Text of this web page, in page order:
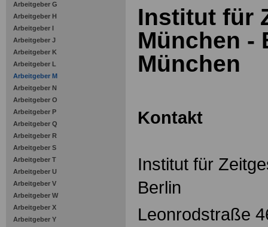
Arbeitgeber G
Arbeitgeber H
Arbeitgeber I
Arbeitgeber J
Arbeitgeber K
Arbeitgeber L
Arbeitgeber M
Arbeitgeber N
Arbeitgeber O
Arbeitgeber P
Arbeitgeber Q
Arbeitgeber R
Arbeitgeber S
Arbeitgeber T
Arbeitgeber U
Arbeitgeber V
Arbeitgeber W
Arbeitgeber X
Arbeitgeber Y
Institut für
München -
München
Kontakt
Institut für
Berlin
Leonrodstraße